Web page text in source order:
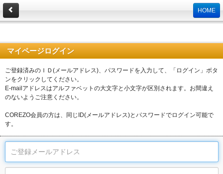
HOME
マイページログイン
ご登録済みのＩＤ(メールアドレス)、パスワードを入力して、「ログイン」ボタ
ンをクリックしてください。
E-mailアドレスはアルファベットの大文字と小文字が区別されます。お間違え
のないようご注意ください。
COREZO会員の方は、同じID(メールアドレス)とパスワードでログイン可能で
す。